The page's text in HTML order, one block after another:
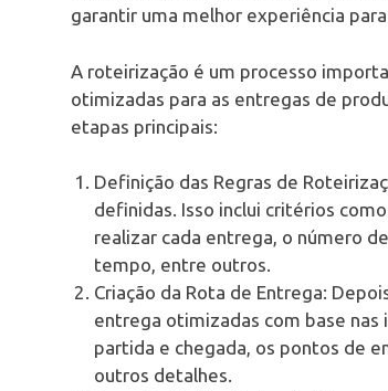
garantir uma melhor experiência
A roteirização é um processo
otimizadas para as entregas de
etapas principais:
Definição das Regras de
definidas. Isso inclui critérios
realizar cada entrega, o número
tempo, entre outros.
Criação da Rota de Entrega:
entrega otimizadas com base
partida e chegada, os pontos de
outros detalhes.